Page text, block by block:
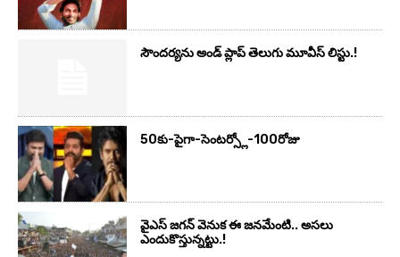
సౌందర్యను అండ్‌ ప్లాప్‌ తెలుగు మూవీస్‌ లిస్టు.!
50కు-పైగా-సెంటర్స్లో-100రోజు
వైఎస్‌ జగన్‌ వెనుక ఈ జనమేంటి.. అసలు
ఎందుకొస్తున్నట్టు.!